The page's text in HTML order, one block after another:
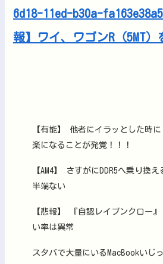
【有能】 他者にイラッとした時
楽になることが発覚！！！
【AM4】 さすがにDDR5へ乗り換
半端ない
【悲報】 『自認レイブンクロー
い率は異常
スタバで大量にいるMacBookいじ